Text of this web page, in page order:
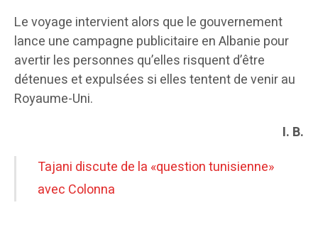
Le voyage intervient alors que le gouvernement
lance une campagne publicitaire en Albanie pour
avertir les personnes qu’elles risquent d’être
détenues et expulsées si elles tentent de venir au
Royaume-Uni.
I. B.
Tajani discute de la «question tunisienne»
avec Colonna